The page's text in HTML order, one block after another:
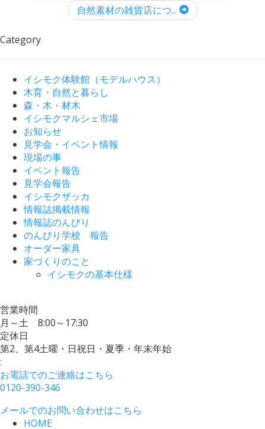
自然素材の雑貨店につ...
Category
イシモク体験館（モデルハウス）
木育・自然と暮らし
森・木・材木
イシモクマルシェ市場
お知らせ
見学会・イベント情報
現場の事
イベント報告
見学会報告
イシモクザッカ
情報誌掲載情報
情報誌のんびり
のんびり学校 報告
オーダー家具
家づくりのこと
イシモクの基本仕様
営業時間
月～土 8:00～17:30
定休日
第2、第4土曜・日祝日・夏季・年末年始
:
お電話でのご連絡はこちら
0120-390-346
メールでのお問い合わせはこちら
HOME